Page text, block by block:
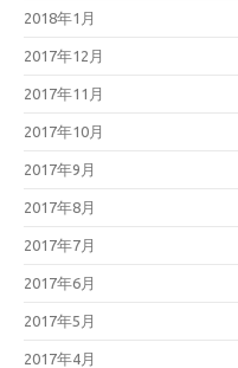
2018年1月
2017年12月
2017年11月
2017年10月
2017年9月
2017年8月
2017年7月
2017年6月
2017年5月
2017年4月